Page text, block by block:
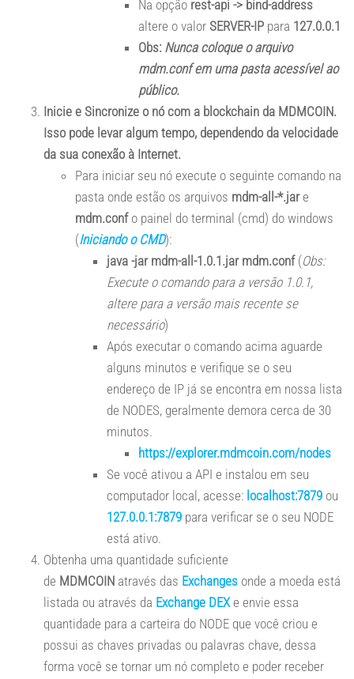
Na opção rest-api -> bind-address
altere o valor SERVER-IP para 127.0.0.1
Obs: Nunca coloque o arquivo
mdm.conf em uma pasta acessível ao
público.
Inicie e Sincronize o nó com a blockchain da MDMCOIN.
Isso pode levar algum tempo, dependendo da velocidade
da sua conexão à Internet.
Para iniciar seu nó execute o seguinte comando na
pasta onde estão os arquivos mdm-all-*.jare
mdm.conf o painel do terminal (cmd) do windows
(Iniciando o CMD):
java -jar mdm-all-1.0.1.jar mdm.conf(Obs:
Execute o comando para a versão 1.0.1,
altere para a versão mais recente se
necessário)
Após executar o comando acima aguarde
alguns minutos e verifique se o seu
endereço de IP já se encontra em nossa lista
de NODES, geralmente demora cerca de 30
minutos.
https://explorer.mdmcoin.com/nodes
Se você ativou a API e instalou em seu
computador local, acesse: localhost:7879 ou
127.0.0.1:7879 para verificar se o seu NODE
está ativo.
Obtenha uma quantidade suficiente
de MDMCOIN através das Exchanges onde a moeda está
listada ou através da Exchange DEXe envie essa
quantidade para a carteira do NODE que você criou e
possui as chaves privadas ou palavras chave, dessa
forma você se tornar um nó completo e poder receber